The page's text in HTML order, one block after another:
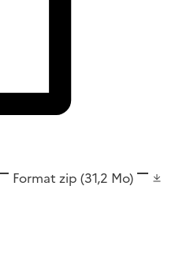
Format zip (31,2 Mo)